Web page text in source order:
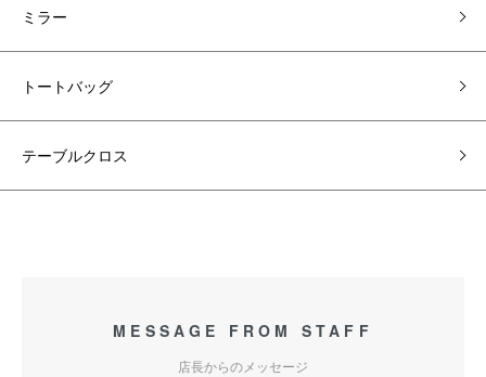
ミラー
トートバッグ
テーブルクロス
MESSAGE FROM STAFF
店長からのメッセージ